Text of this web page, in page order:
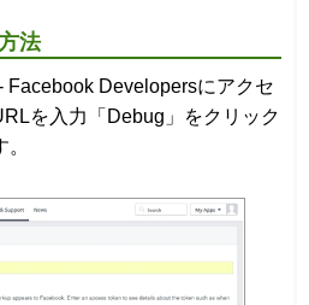
法
Facebook Developersにアクセ
を入力「Debug」をクリック